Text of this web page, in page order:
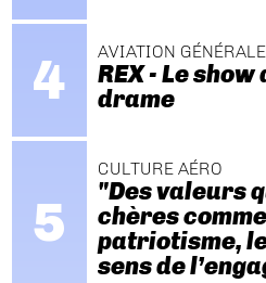
AVIATION GÉNÉRALE
REX - Le
drame
CULTURE AÉRO
"Des valeurs
chères
patriotisme,
sens de